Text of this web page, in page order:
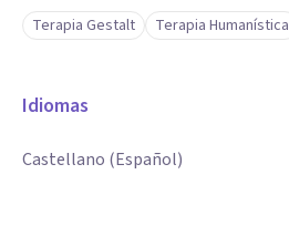
Terapia Gestalt Terapia Humanística
Idiomas
Castellano (Español)